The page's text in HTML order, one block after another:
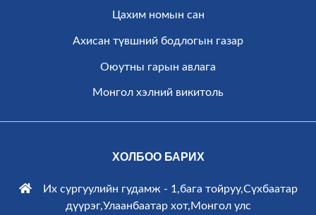
Цахим номын сан
Ахисан түвшний бодлогын газар
Оюутны гарын авлага
Монгол хэлний викитоль
ХОЛБОО БАРИХ
Их сургуулийн гудамж - 1,бага тойруу,Сүхбаатар
дүүрэг,Улаанбаатар хот,Монгол улс